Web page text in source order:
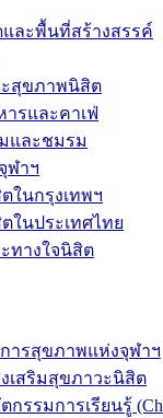
ละพื้นที่สร้างสรรค์
สุขภาพนิสิต
ารและคาเฟ่
และชมรม
ฬาฯ
ในกรุงเทพฯ
ในประเทศไทย
ทางใจนิสิต
ารสุขภาพแห่งจุฬาฯ
เสริมสุขภาวะนิสิต
กรรมการเรียนรู้